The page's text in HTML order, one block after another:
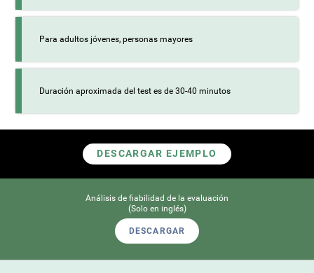
Para adultos jóvenes, personas mayores
Duración aproximada del test es de 30-40 minutos
DESCARGAR EJEMPLO
Análisis de fiabilidad de la evaluación
(Solo en inglés)
DESCARGAR